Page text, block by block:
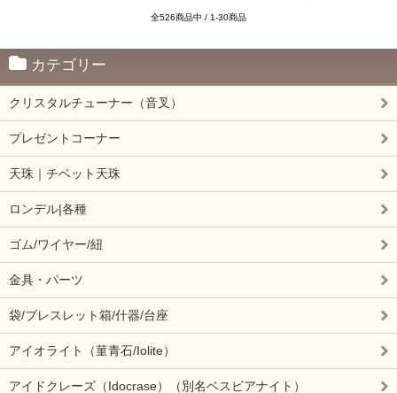
全526商品中 / 1-30商品
カテゴリー
クリスタルチューナー（音叉）
プレゼントコーナー
天珠｜チベット天珠
ロンデル|各種
ゴム/ワイヤー/紐
金具・パーツ
袋/ブレスレット箱/什器/台座
アイオライト（菫青石/Iolite）
アイドクレーズ（Idocrase）（別名ベスビアナイト）